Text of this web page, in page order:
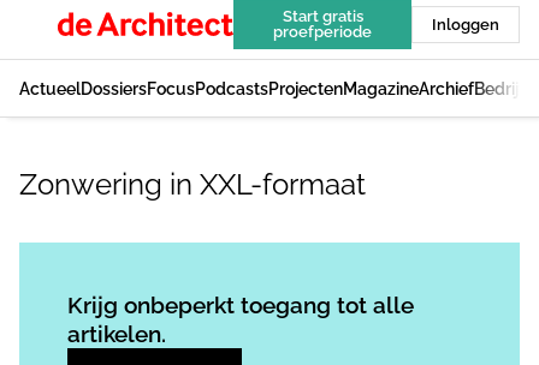
Start gratis
proefperiode
Inloggen
ActueelDossiersFocusPodcastsProjectenMagazineArchief
Zonwering in XXL-formaat
Krijg onbeperkt toegang tot alle
artikelen.